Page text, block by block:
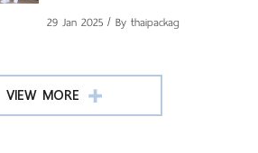
29 Jan 2025 / By thaipackag
VIEW MORE